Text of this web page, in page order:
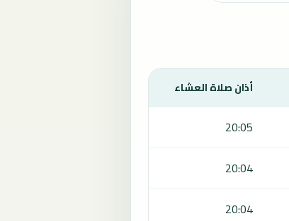
أذان صلاة العشاء
20:05
20:04
20:04